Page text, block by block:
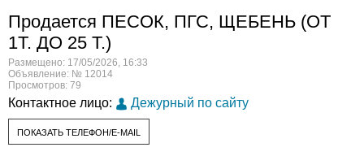
Продается ПЕСОК, ПГС, ЩЕБЕНЬ (ОТ
1Т. ДО 25 Т.)
Размещено: 17/05/2026, 16:33
Объявление: № 12014
Просмотров: 79
Контактное лицо: Дежурный по сайту
ПОКАЗАТЬ ТЕЛЕФОН/E-MAIL